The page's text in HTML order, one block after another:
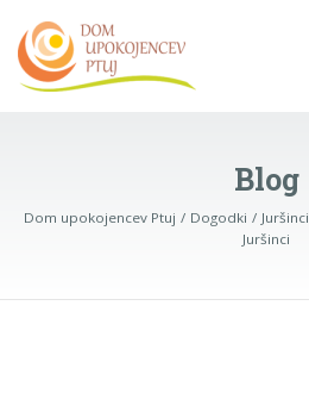
Blog
Dom upokojencev Ptuj Dogodki Juršinci
Juršinci